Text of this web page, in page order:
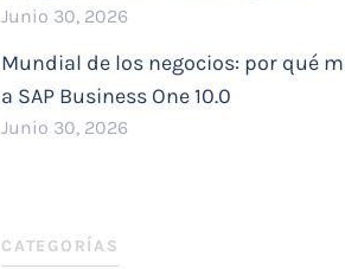
Junio 30, 2026
Mundial de los negocios: por qué
a SAP Business One 10.0
Junio 30, 2026
CATEGORÍAS